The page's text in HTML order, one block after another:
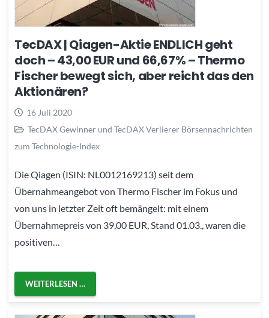
TecDAX | Qiagen-Aktie ENDLICH geht
doch – 43,00 EUR und 66,67% – Thermo
Fischer bewegt sich, aber reicht das den
Aktionären?
16 Juli 2020
TecDAX Gewinner und TecDAX Verlierer Börsennachrichten
zum Technologie-Index
Die Qiagen (ISIN: NL0012169213) seit dem
Übernahmeangebot von Thermo Fischer im Fokus und
von uns in letzter Zeit oft bemängelt: mit einem
Übernahmepreis von 39,00 EUR, Stand 01.03., waren die
positiven…
WEITERLESEN …